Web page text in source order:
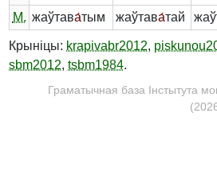
М. жаўтава́тым жаўтава́тай
Крыніцы: krapivabr2012,
sbm2012, tsbm1984.
Граматычная база Інстытута